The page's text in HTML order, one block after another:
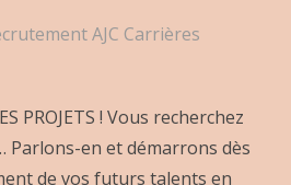
AJC Carrières
PROJETS ! Vous recherchez
Parlons-en et démarrons dès
de vos futurs talents en